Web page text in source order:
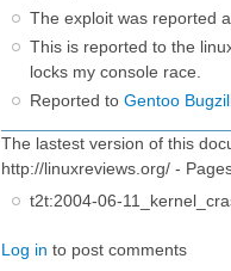
The exploit was reported
This is reported to the
locks my console race.
Reported toGentoo
The lastest version of this
http://linuxreviews.org/ -
t2t:2004-06-
Log in to post comments